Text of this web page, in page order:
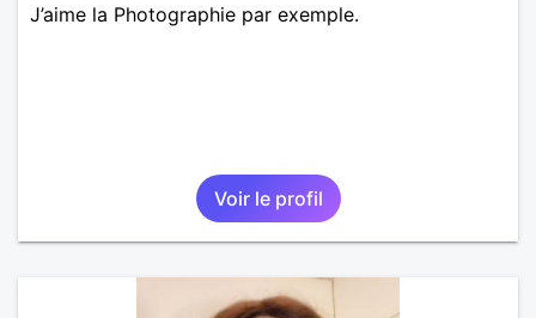
J’aime la Photographie par exemple.
Voir le profil